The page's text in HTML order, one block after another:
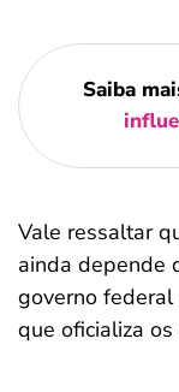
Saiba
Vale ressaltar
ainda depende
governo federal
que oficializa